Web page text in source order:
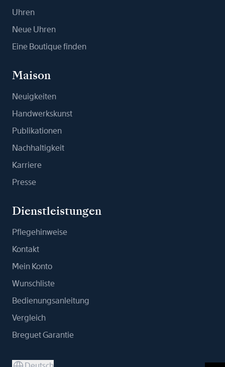
Uhren
Neue Uhren
Eine Boutique finden
Maison
Neuigkeiten
Handwerkskunst
Publikationen
Nachhaltigkeit
Karriere
Presse
Dienstleistungen
Pflegehinweise
Kontakt
Mein Konto
Wunschliste
Bedienungsanleitung
Vergleich
Breguet Garantie